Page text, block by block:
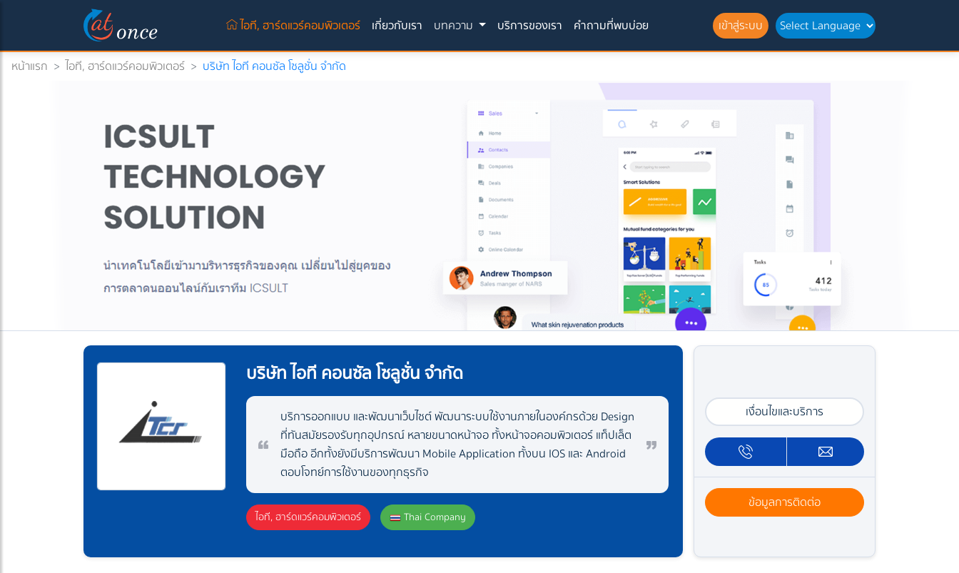
ไอที, ฮาร์ดแวร์คอมพิวเตอร์(current)
เกี่ยวกับเรา บทความ บริการของเรา คำถามที่พบบ่อย เข้าสู่ระบบ
หน้าแรก > ไอที, ฮาร์ดแวร์คอมพิวเตอร์ > บริษัท ไอที คอนซัล โซลูชั่น จำกัด
บริษัท ไอที คอนซัล โซลูชั่น จำกัด
บริการออกแบบ และพัฒนาเว็บไซต์ พัฒนาระบบใช้งานภายในองค์กรด้วย Design
ที่ทันสมัยรองรับทุกอุปกรณ์ หลายขนาดหน้าจอ ทั้งหน้าจอคอมพิวเตอร์ แท็ปเล็ต
มือถือ อีกทั้งยังมีบริการพัฒนา Mobile Application ทั้งบน IOS และ Android
ตอบโจทย์การใช้งานของทุกธุรกิจ
ไอที, ฮาร์ดแวร์คอมพิวเตอร์ Thai Company
เงื่อนไขและบริการ
ข้อมูลการติดต่อ